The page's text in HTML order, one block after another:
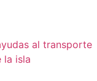
al transporte
la isla